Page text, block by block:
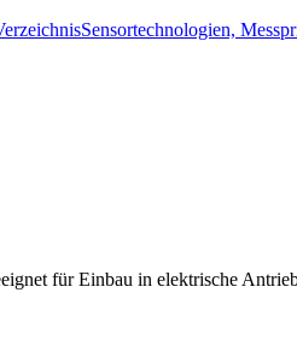
Sensortechnologien,
für Einbau in elektrische